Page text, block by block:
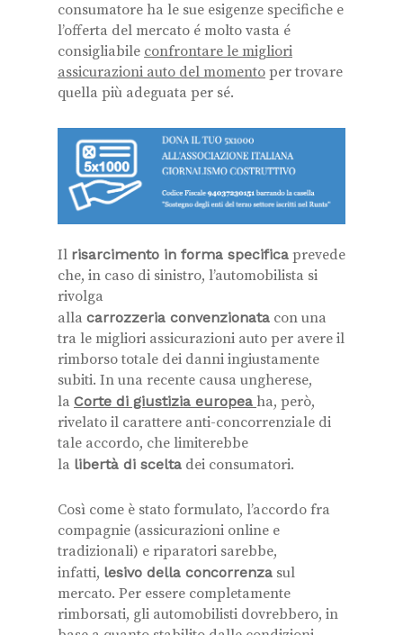
consumatore ha le sue esigenze specifiche e
l’offerta del mercato é molto vasta é
consigliabile confrontare le migliori
assicurazioni auto del momento per trovare
quella più adeguata per sé.
Il risarcimento in forma specifica prevede
che, in caso di sinistro, l’automobilista si
rivolga
alla carrozzeria convenzionata con una
tra le migliori assicurazioni auto per avere il
rimborso totale dei danni ingiustamente
subiti. In una recente causa ungherese,
la Corte di giustizia europea ha, però,
rivelato il carattere anti-concorrenziale di
tale accordo, che limiterebbe
la libertà di scelta dei consumatori.
Così come è stato formulato, l’accordo fra
compagnie (assicurazioni online e
tradizionali) e riparatori sarebbe,
infatti, lesivo della concorrenza sul
mercato. Per essere completamente
rimborsati, gli automobilisti dovrebbero, in